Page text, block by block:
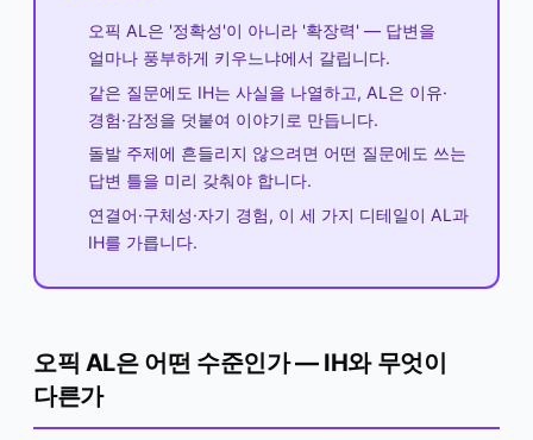
오픽 AL은 '정확성'이 아니라 '확장력' — 답변을
얼마나 풍부하게 키우느냐에서 갈립니다.
같은 질문에도 IH는 사실을 나열하고, AL은 이유·
경험·감정을 덧붙여 이야기로 만듭니다.
돌발 주제에 흔들리지 않으려면 어떤 질문에도 쓰는
답변 틀을 미리 갖춰야 합니다.
연결어·구체성·자기 경험, 이 세 가지 디테일이 AL과
IH를 가릅니다.
오픽 AL은 어떤 수준인가 — IH와 무엇이
다른가